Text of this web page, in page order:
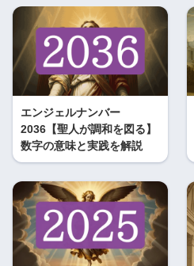
エンジェルナンバー
2036【聖人が調和を図る】
数字の意味と実践を解説